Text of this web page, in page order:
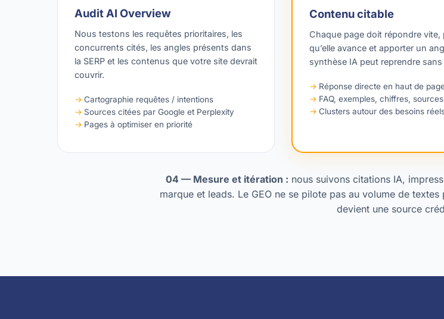
Audit AI Overview
Nous testons les requêtes prioritaires, les
concurrents cités, les angles présents dans
la SERP et les contenus que votre site devrait
couvrir.
Cartographie requêtes / intentions
Sources citées par Google et Perplexity
Pages à optimiser en priorité
Contenu citable
Chaque page doit répondre vite,
qu’elle avance et apporter un
synthèse IA peut reprendre
Réponse directe en haut de
FAQ, exemples, chiffres, sources
Clusters autour des besoins
04 — Mesure et itération : nous suivons citations IA,
marque et leads. Le GEO ne se pilote pas au volume de
devient une source